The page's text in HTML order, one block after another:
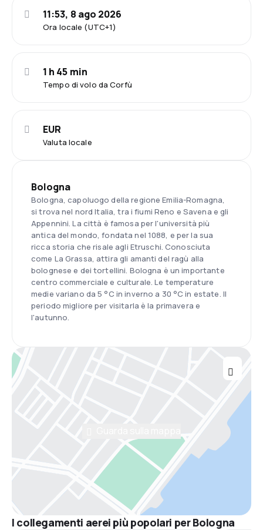
Ora locale (UTC+1)
11:53, 8 ago 2026
Tempo di volo da Corfù
1 h 45 min
Valuta locale
EUR
Bologna
Bologna, capoluogo della regione Emilia-Romagna,
si trova nel nord Italia, tra i fiumi Reno e Savena e gli
Appennini. La città è famosa per l'università più
antica del mondo, fondata nel 1088, e per la sua
ricca storia che risale agli Etruschi. Conosciuta
come La Grassa, attira gli amanti del ragù alla
bolognese e dei tortellini. Bologna è un importante
centro commerciale e culturale. Le temperature
medie variano da 5 °C in inverno a 30 °C in estate. Il
periodo migliore per visitarla è la primavera e
l'autunno.
I collegamenti aerei più popolari per Bologna